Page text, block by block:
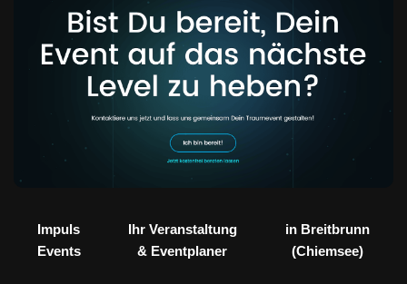
Impuls
Events
Ihr Veranstaltung
& Eventplaner
in Breitbrunn
(Chiemsee)